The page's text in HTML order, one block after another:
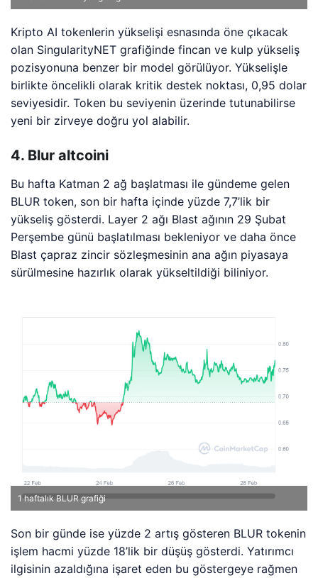
Kripto AI tokenlerin yükselişi esnasında öne çıkacak
olan SingularityNET grafiğinde fincan ve kulp yükseliş
pozisyonuna benzer bir model görülüyor. Yükselişle
birlikte öncelikli olarak kritik destek noktası, 0,95 dolar
seviyesidir. Token bu seviyenin üzerinde tutunabilirse
yeni bir zirveye doğru yol alabilir.
4. Blur altcoini
Bu hafta Katman 2 ağ başlatması ile gündeme gelen
BLUR token, son bir hafta içinde yüzde 7,7’lik bir
yükseliş gösterdi. Layer 2 ağı Blast ağının 29 Şubat
Perşembe günü başlatılması bekleniyor ve daha önce
Blast çapraz zincir sözleşmesinin ana ağın piyasaya
sürülmesine hazırlık olarak yükseltildiği biliniyor.
1 haftalık BLUR grafiği
Son bir günde ise yüzde 2 artış gösteren BLUR tokenin
işlem hacmi yüzde 18’lik bir düşüş gösterdi. Yatırımcı
ilgisinin azaldığına işaret eden bu göstergeye rağmen